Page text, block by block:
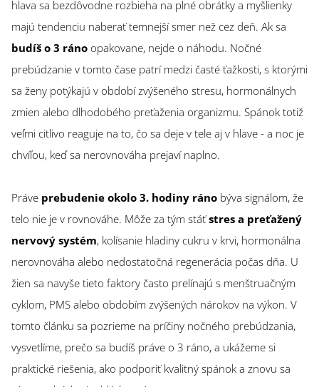
hlava sa bezdôvodne rozbieha na plné obrátky a myšlienky
majú tendenciu naberať temnejší smer než cez deň. Ak sa
budíš o 3 ráno opakovane, nejde o náhodu. Nočné
prebúdzanie v tomto čase patrí medzi časté ťažkosti, s ktorými
sa ženy potýkajú v období zvýšeného stresu, hormonálnych
zmien alebo dlhodobého preťaženia organizmu. Spánok totiž
veľmi citlivo reaguje na to, čo sa deje v tele aj v hlave - a noc je
chvíľou, keď sa nerovnováha prejaví naplno.
Práve prebudenie okolo 3. hodiny ráno býva signálom, že
telo nie je v rovnováhe. Môže za tým stáťstres a preťažený
nervový systém, kolísanie hladiny cukru v krvi, hormonálna
nerovnováha alebo nedostatočná regenerácia počas dňa. U
žien sa navyše tieto faktory často prelínajú s menštruačným
cyklom, PMS alebo obdobím zvýšených nárokov na výkon. V
tomto článku sa pozrieme na príčiny nočného prebúdzania,
vysvetlíme, prečo sa budíš práve o 3 ráno, a ukážeme si
praktické riešenia, ako podporiť kvalitný spánok a znovu sa